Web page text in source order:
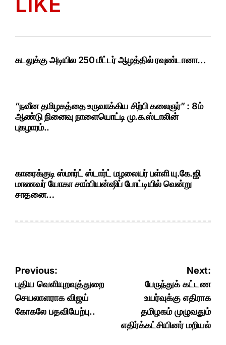
கடலுக்கு அடியில 250 மீட்டர் ஆழத்தில் ரவுண்டானா…
“நவீன தமிழகத்தை உருவாக்கிய சிற்பி கலைஞர்” : 8ம்
ஆண்டு நினைவு நாளையொட்டி மு.க.ஸ்டாலின்
புகழாரம்..
காரைக்குடி ஸ்மார்ட் ஸ்டார்ட் மழலையர் பள்ளி யு.கே.ஜி
மாணவர் யோகா சாம்பியன்ஷிப் போட்டியில் வென்று
சாதனை…
Post
navigation
Previous:
புதிய வெளியுறவுத்துறை
செயலாளராக விஜய்
கோகலே பதவியேற்பு..
Next:
பேருந்துக் கட்டண
உயர்வுக்கு எதிராக
தமிழகம் முழுவதும்
எதிர்க்கட்சியினர் மறியல்